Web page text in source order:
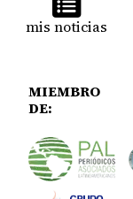
mis noticias
MIEMBRO
DE: